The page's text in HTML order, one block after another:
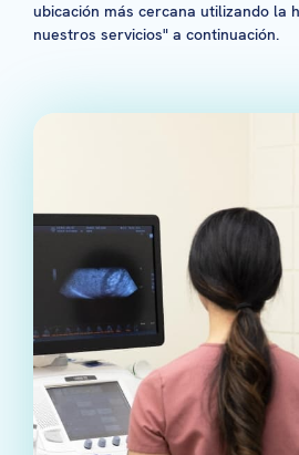
ubicación más cercana utilizando la
nuestros servicios" a continuación.